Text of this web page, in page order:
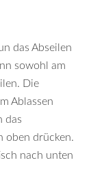
das Abseilen
sowohl am
Die
Ablassen
das
oben drücken.
nach unten